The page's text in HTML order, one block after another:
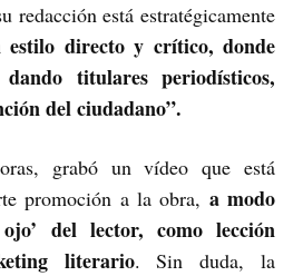
redacción está estratégicamente
estilo directo y crítico, donde
titulares periodísticos,
del ciudadano”.
grabó un vídeo que está
promoción a la obra, a modo
del lector, como lección
literario. Sin duda, la